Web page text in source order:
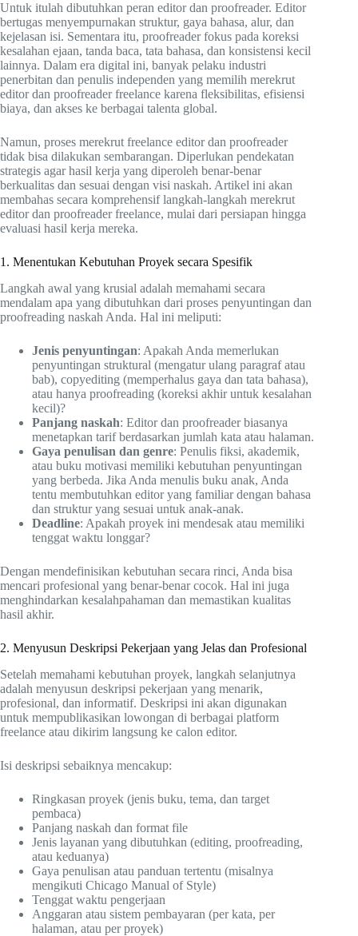
Untuk itulah dibutuhkan peran editor dan proofreader. Editor
bertugas menyempurnakan struktur, gaya bahasa, alur, dan
kejelasan isi. Sementara itu, proofreader fokus pada koreksi
kesalahan ejaan, tanda baca, tata bahasa, dan konsistensi kecil
lainnya. Dalam era digital ini, banyak pelaku industri
penerbitan dan penulis independen yang memilih merekrut
editor dan proofreader freelance karena fleksibilitas, efisiensi
biaya, dan akses ke berbagai talenta global.
Namun, proses merekrut freelance editor dan proofreader
tidak bisa dilakukan sembarangan. Diperlukan pendekatan
strategis agar hasil kerja yang diperoleh benar-benar
berkualitas dan sesuai dengan visi naskah. Artikel ini akan
membahas secara komprehensif langkah-langkah merekrut
editor dan proofreader freelance, mulai dari persiapan hingga
evaluasi hasil kerja mereka.
1. Menentukan Kebutuhan Proyek secara Spesifik
Langkah awal yang krusial adalah memahami secara
mendalam apa yang dibutuhkan dari proses penyuntingan dan
proofreading naskah Anda. Hal ini meliputi:
Jenis penyuntingan: Apakah Anda memerlukan
penyuntingan struktural (mengatur ulang paragraf atau
bab), copyediting (memperhalus gaya dan tata bahasa),
atau hanya proofreading (koreksi akhir untuk kesalahan
kecil)?
Panjang naskah: Editor dan proofreader biasanya
menetapkan tarif berdasarkan jumlah kata atau halaman.
Gaya penulisan dan genre: Penulis fiksi, akademik,
atau buku motivasi memiliki kebutuhan penyuntingan
yang berbeda. Jika Anda menulis buku anak, Anda
tentu membutuhkan editor yang familiar dengan bahasa
dan struktur yang sesuai untuk anak-anak.
Deadline: Apakah proyek ini mendesak atau memiliki
tenggat waktu longgar?
Dengan mendefinisikan kebutuhan secara rinci, Anda bisa
mencari profesional yang benar-benar cocok. Hal ini juga
menghindarkan kesalahpahaman dan memastikan kualitas
hasil akhir.
2. Menyusun Deskripsi Pekerjaan yang Jelas dan Profesional
Setelah memahami kebutuhan proyek, langkah selanjutnya
adalah menyusun deskripsi pekerjaan yang menarik,
profesional, dan informatif. Deskripsi ini akan digunakan
untuk mempublikasikan lowongan di berbagai platform
freelance atau dikirim langsung ke calon editor.
Isi deskripsi sebaiknya mencakup:
Ringkasan proyek (jenis buku, tema, dan target
pembaca)
Panjang naskah dan format file
Jenis layanan yang dibutuhkan (editing, proofreading,
atau keduanya)
Gaya penulisan atau panduan tertentu (misalnya
mengikuti Chicago Manual of Style)
Tenggat waktu pengerjaan
Anggaran atau sistem pembayaran (per kata, per
halaman, atau per proyek)